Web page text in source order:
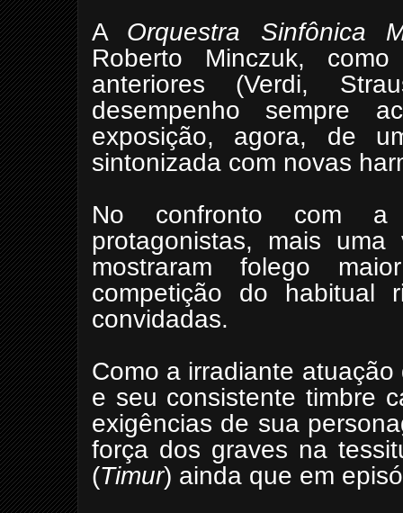
A Orquestra Sinfônica
Roberto Minczuk,
anteriores (Verdi,
desempenho sempre
exposição, agora, de
sintonizada com novas
No confronto com a
protagonistas, mais
mostraram folego
competição do habitual
convidadas.
Como a irradiante
e seu consistente timbre
exigências de sua
força dos graves na
(Timur) ainda que em